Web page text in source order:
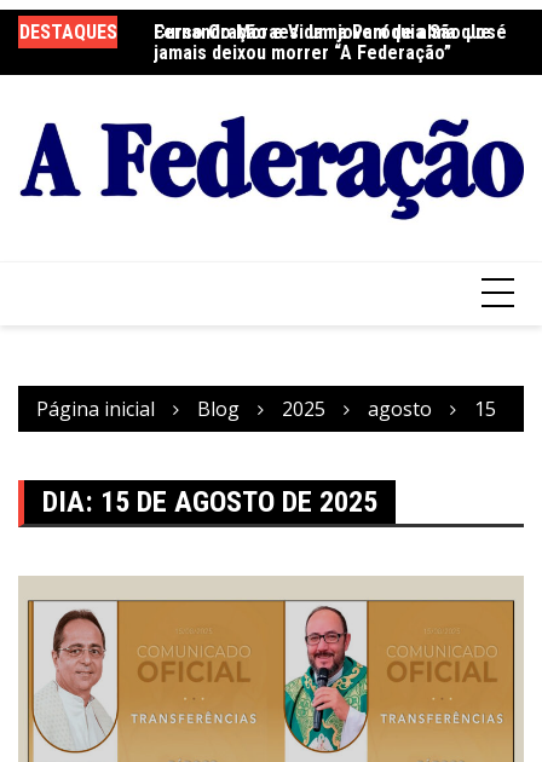
para
o
DESTAQUES
Fernando Moraes: um jovem de alma que
jamais deixou morrer “A Federação”
Curso Oração e Vida na Paróquia São José
Página inicial Blog 2025 agosto 15
DIA: 15 DE AGOSTO DE 2025